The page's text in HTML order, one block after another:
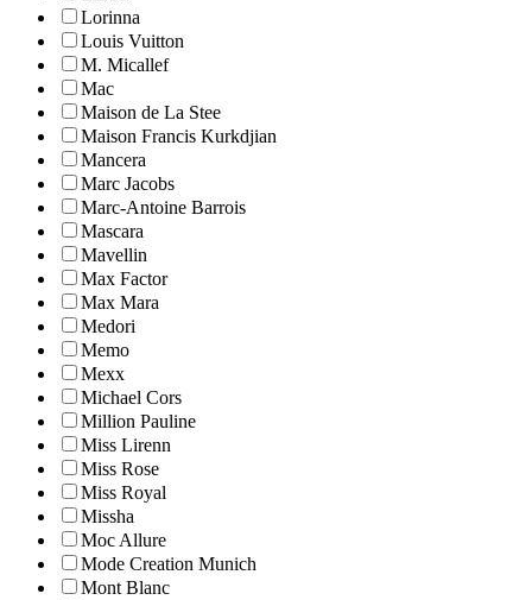
Lorinna
Louis Vuitton
M. Micallef
Mac
Maison de La Stee
Maison Francis Kurkdjian
Mancera
Marc Jacobs
Marc-Antoine Barrois
Mascara
Mavellin
Max Factor
Max Mara
Medori
Memo
Mexx
Michael Cors
Million Pauline
Miss Lirenn
Miss Rose
Miss Royal
Missha
Moc Allure
Mode Creation Munich
Mont Blanc